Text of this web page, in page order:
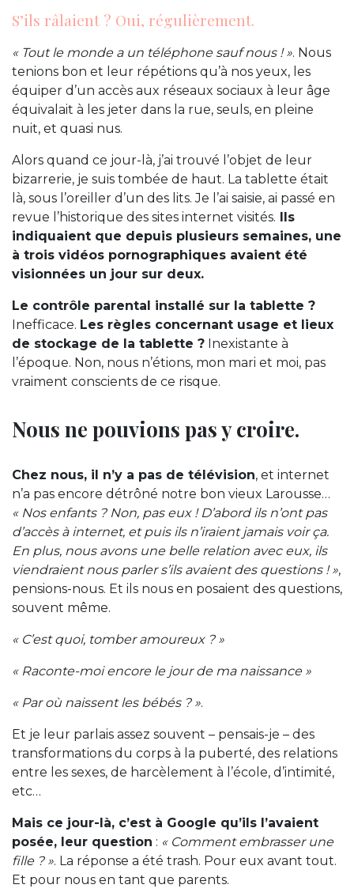
S’ils râlaient ? Oui, régulièrement.
« Tout le monde a un téléphone sauf nous ! ». Nous
tenions bon et leur répétions qu’à nos yeux, les
équiper d’un accès aux réseaux sociaux à leur âge
équivalait à les jeter dans la rue, seuls, en pleine
nuit, et quasi nus.
Alors quand ce jour-là, j’ai trouvé l’objet de leur
bizarrerie, je suis tombée de haut. La tablette était
là, sous l’oreiller d’un des lits. Je l’ai saisie, ai passé en
revue l’historique des sites internet visités. Ils
indiquaient que depuis plusieurs semaines, une
à trois vidéos pornographiques avaient été
visionnées un jour sur deux.
Le contrôle parental installé sur la tablette ?
Inefficace. Les règles concernant usage et lieux
de stockage de la tablette ? Inexistante à
l’époque. Non, nous n’étions, mon mari et moi, pas
vraiment conscients de ce risque.
Nous ne pouvions pas y croire.
Chez nous, il n’y a pas de télévision, et internet
n’a pas encore détrôné notre bon vieux Larousse…
« Nos enfants ? Non, pas eux ! D’abord ils n’ont pas
d’accès à internet, et puis ils n’iraient jamais voir ça.
En plus, nous avons une belle relation avec eux, ils
viendraient nous parler s’ils avaient des questions ! »,
pensions-nous. Et ils nous en posaient des questions,
souvent même.
« C’est quoi, tomber amoureux ? »
« Raconte-moi encore le jour de ma naissance »
« Par où naissent les bébés ? ».
Et je leur parlais assez souvent – pensais-je – des
transformations du corps à la puberté, des relations
entre les sexes, de harcèlement à l’école, d’intimité,
etc…
Mais ce jour-là, c’est à Google qu’ils l’avaient
posée, leur question : « Comment embrasser une
fille ? ». La réponse a été trash. Pour eux avant tout.
Et pour nous en tant que parents.